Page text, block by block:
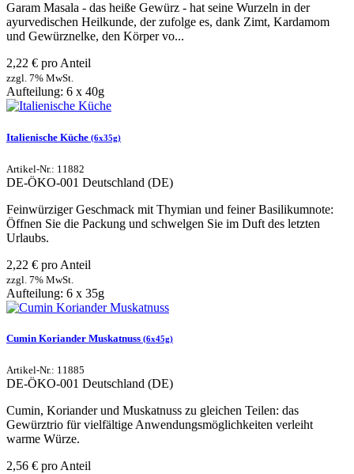
Garam Masala - das heiße Gewürz - hat seine Wurzeln in der
ayurvedischen Heilkunde, der zufolge es, dank Zimt, Kardamom
und Gewürznelke, den Körper vo...
2,22 € pro Anteil
zzgl. 7% MwSt.
Aufteilung: 6 x 40g
Italienische Küche (6x35g)
Artikel-Nr.: 11882
DE-ÖKO-001 Deutschland (DE)
Feinwürziger Geschmack mit Thymian und feiner Basilikumnote:
Öffnen Sie die Packung und schwelgen Sie im Duft des letzten
Urlaubs.
2,22 € pro Anteil
zzgl. 7% MwSt.
Aufteilung: 6 x 35g
Cumin Koriander Muskatnuss (6x45g)
Artikel-Nr.: 11885
DE-ÖKO-001 Deutschland (DE)
Cumin, Koriander und Muskatnuss zu gleichen Teilen: das
Gewürztrio für vielfältige Anwendungsmöglichkeiten verleiht
warme Würze.
2,56 € pro Anteil